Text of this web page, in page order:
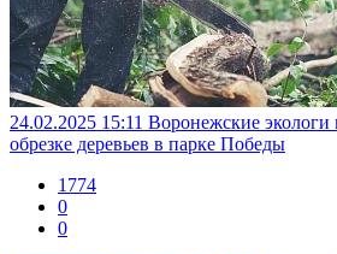
24.02.2025 15:11 Воронежские
обрезке деревьев в парке Победы
1774
0
0